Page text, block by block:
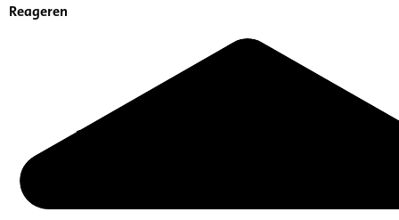
Reageren